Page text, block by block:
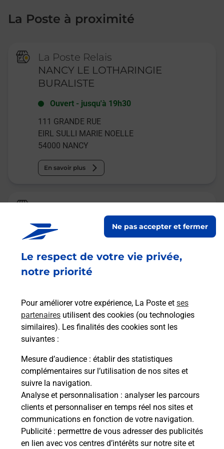
Le respect de votre vie privée,
notre priorité
Pour améliorer votre expérience, La Poste et ses
partenaires utilisent des cookies (ou technologies
similaires). Les finalités des cookies sont les
suivantes :
Mesure d’audience : établir des statistiques
complémentaires sur l’utilisation de nos sites et
suivre la navigation.
Analyse et personnalisation : analyser les parcours
clients et personnaliser en temps réel nos sites et
communications en fonction de votre navigation.
Publicité : permettre de vous adresser des publicités
en lien avec vos centres d’intérêts sur notre site et
Ne pas accepter et fermer
La Poste à proximité
La Poste Relais
NANCY LE LOTHARINGIE
BURALISTE
Ouvert - jusqu'à 19h30
111 GRANDE RUE
EIRL SULLI MARIE NOELLE
54000 NANCY
En savoir plus
Relais Pickup
TABAC LE TORCEDOR
jusqu'à 20h15
15 RUE D AMERVAL
54000 NANCY
Malin !
La Poste
en ligne
Ouvert 24h/24
En savoir plus